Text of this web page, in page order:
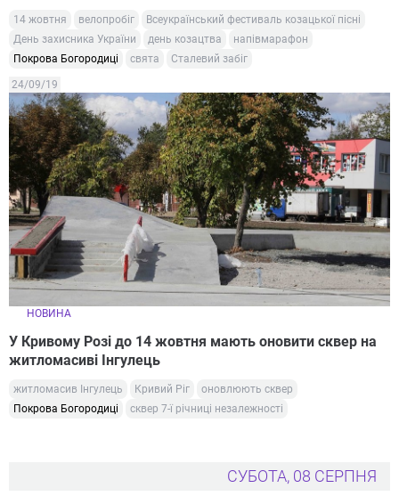
14 жовтня велопробіг
Всеукраїнський фестиваль козацької пісні
День захисника України
день козацтва
напівмарафон
Покрова Богородиці
свята Сталевий забіг
24/09/19
НОВИНА
У Кривому Розі до 14 жовтня мають оновити сквер на
житломасиві Інгулець
житломасив Інгулець Кривий Ріг
оновлюють сквер
Покрова Богородиці
сквер 7-ї річниці незалежності
СУБОТА, 08 СЕРПНЯ